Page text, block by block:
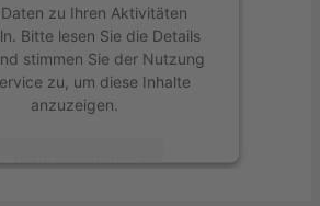
zu Ihren Aktivitäten
Bitte lesen Sie die Details
stimmen Sie der Nutzung
zu, um diese Inhalte
anzuzeigen.
Informationen